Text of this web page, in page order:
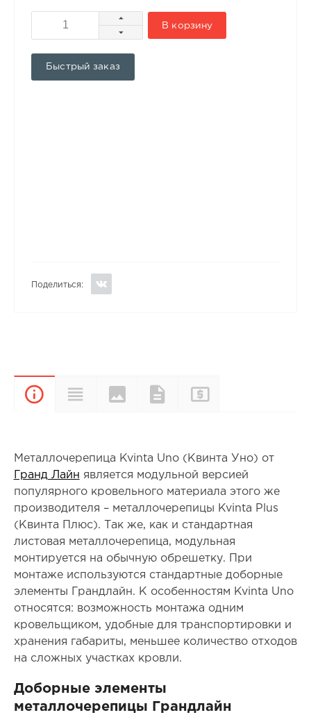
В корзину
Быстрый заказ
Поделиться:
ОписаниеХарактеристики
Цвета и
покрытия
Документы
Металлочерепица Kvinta Uno (Квинта Уно) от
Гранд Лайн является модульной версией
популярного кровельного материала этого же
производителя – металлочерепицы Kvinta Plus
(Квинта Плюс). Так же, как и стандартная
листовая металлочерепица, модульная
монтируется на обычную обрешетку. При
монтаже используются стандартные доборные
элементы Грандлайн. К особенностям Kvinta Uno
относятся: возможность монтажа одним
кровельщиком, удобные для транспортировки и
хранения габариты, меньшее количество отходов
на сложных участках кровли.
Доборные элементы
металлочерепицы Грандлайн